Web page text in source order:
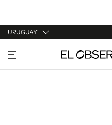
URUGUAY
URUGUAY
ARGENTINA